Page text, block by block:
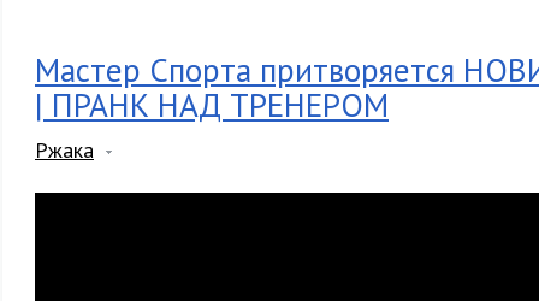
Мастер Спорта притворяется
| ПРАНК НАД ТРЕНЕРОМ
Ржака